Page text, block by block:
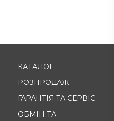
КАТАЛОГ
РОЗПРОДАЖ
ГАРАНТІЯ ТА СЕРВІС
ОБМІН ТА